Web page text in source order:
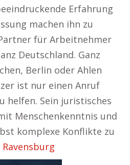
Erfahrung
machen ihn zu
für Arbeitnehmer
Deutschland. Ganz
Berlin oder Ahlen
ist nur einen Anruf
helfen. Sein juristisches
Menschenkenntnis und
komplexe Konflikte zu